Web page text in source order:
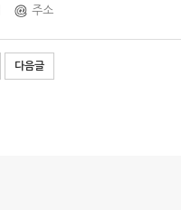
주소
다음글